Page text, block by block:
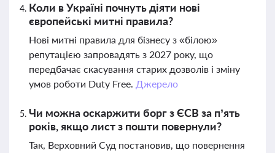
Коли в Україні почнуть діяти нові
європейські митні правила?
Нові митні правила для бізнесу з «білою»
репутацією запровадять з 2027 року, що
передбачає скасування старих дозволів і зміну
умов роботи Duty Free. Джерело
Чи можна оскаржити борг з ЄСВ за п’ять
років, якщо лист з пошти повернули?
Так, Верховний Суд постановив, що повернення